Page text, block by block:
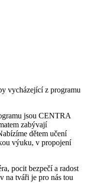
vycházející z programu
jsou CENTRA
zabývají
dětem učení
výuku, v propojení
pocit bezpečí a radost
na tváři je pro nás tou